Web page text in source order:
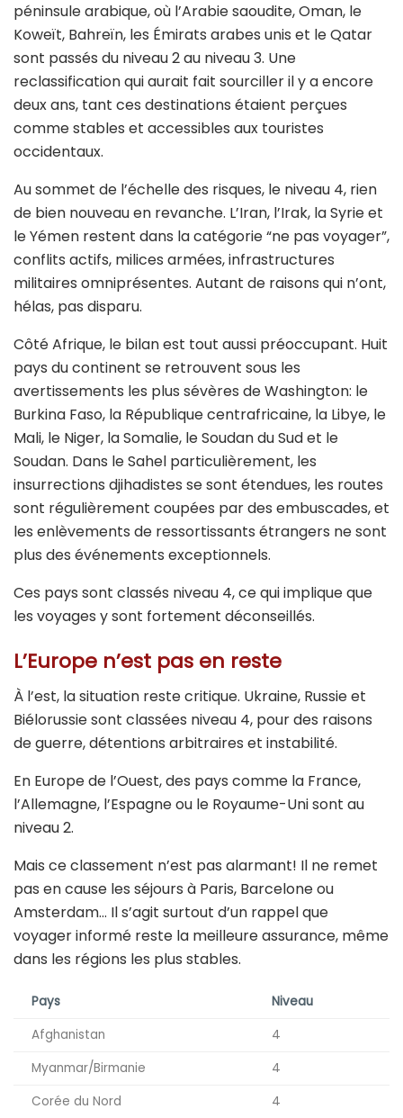
péninsule arabique, où l’Arabie saoudite, Oman, le
Koweït, Bahreïn, les Émirats arabes unis et le Qatar
sont passés du niveau 2 au niveau 3. Une
reclassification qui aurait fait sourciller il y a encore
deux ans, tant ces destinations étaient perçues
comme stables et accessibles aux touristes
occidentaux.
Au sommet de l’échelle des risques, le niveau 4, rien
de bien nouveau en revanche. L’Iran, l’Irak, la Syrie et
le Yémen restent dans la catégorie “ne pas voyager”,
conflits actifs, milices armées, infrastructures
militaires omniprésentes. Autant de raisons qui n’ont,
hélas, pas disparu.
Côté Afrique, le bilan est tout aussi préoccupant. Huit
pays du continent se retrouvent sous les
avertissements les plus sévères de Washington: le
Burkina Faso, la République centrafricaine, la Libye, le
Mali, le Niger, la Somalie, le Soudan du Sud et le
Soudan. Dans le Sahel particulièrement, les
insurrections djihadistes se sont étendues, les routes
sont régulièrement coupées par des embuscades, et
les enlèvements de ressortissants étrangers ne sont
plus des événements exceptionnels.
Ces pays sont classés niveau 4, ce qui implique que
les voyages y sont fortement déconseillés.
L’Europe n’est pas en reste
À l’est, la situation reste critique. Ukraine, Russieet
Biélorussiesont classées niveau 4, pour des raisons
de guerre, détentions arbitraires et instabilité.
En Europe de l’Ouest, des pays comme la France,
l’Allemagne, l’Espagneou le Royaume-Unisont au
niveau 2.
Mais ce classement n’est pas alarmant! Il ne remet
pas en cause les séjours à Paris, Barcelone ou
Amsterdam… Il s’agit surtout d’un rappel que
voyager informé reste la meilleure assurance, même
dans les régions les plus stables.
Pays
Niveau
Afghanistan
4
Myanmar/Birmanie
4
Corée du Nord
4